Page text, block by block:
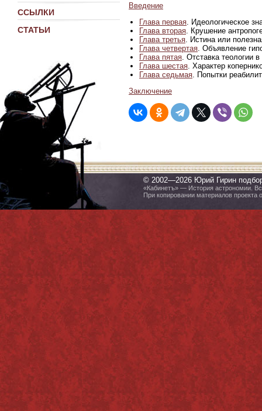
ССЫЛКИ
СТАТЬИ
Введение
Глава первая . Идеологическое
Глава вторая . Крушение
Глава третья . Истина или
Глава четвертая . Объявление
Глава пятая . Отставка теологии
Глава шестая . Характер
Глава седьмая . Попытки
Заключение
© 2002—2026 Юрий Гирин
«Кабинетъ» — История астрономии.
При копировании материалов проекта